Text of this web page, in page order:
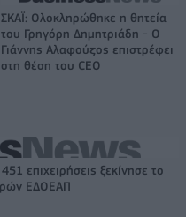
ΣΚΑΪ: Ολοκληρώθηκε η θητεία
του Γρηγόρη Δημητριάδη - Ο
Γιάννης Αλαφούζος επιστρέφει
στη θέση του CEO
επιχειρήσεις ξεκίνησε το
ΕΔΟΕΑΠ